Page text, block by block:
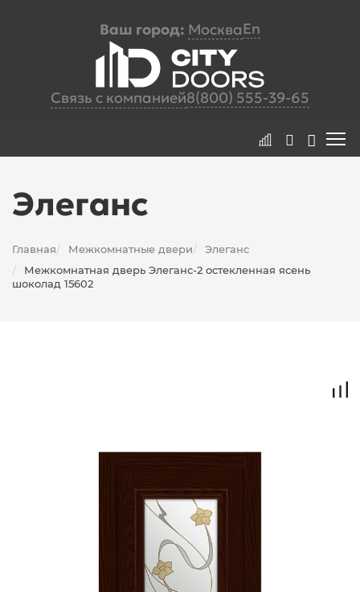
Ваш город: МоскваEn
Связь с компанией8(800) 555-39-65
Элеганс
Главная/ Межкомнатные двери/ Элеганс
/
Межкомнатная дверь Элеганс-2 остекленная ясень
шоколад 15602